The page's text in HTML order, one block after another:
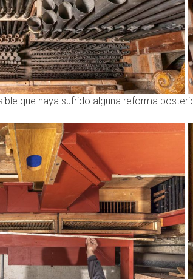
que haya sufrido alguna reforma